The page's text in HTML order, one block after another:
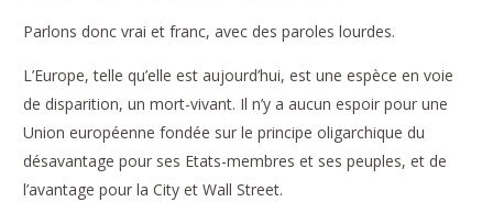
Parlons donc vrai et franc, avec des paroles lourdes.
L’Europe, telle qu’elle est aujourd’hui, est une espèce en voie
de disparition, un mort-vivant. Il n’y a aucun espoir pour une
Union européenne fondée sur le principe oligarchique du
désavantage pour ses Etats-membres et ses peuples, et de
l’avantage pour la City et Wall Street.